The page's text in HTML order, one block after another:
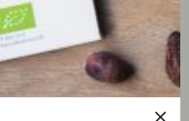
OK
de ce chocolat, plus doux